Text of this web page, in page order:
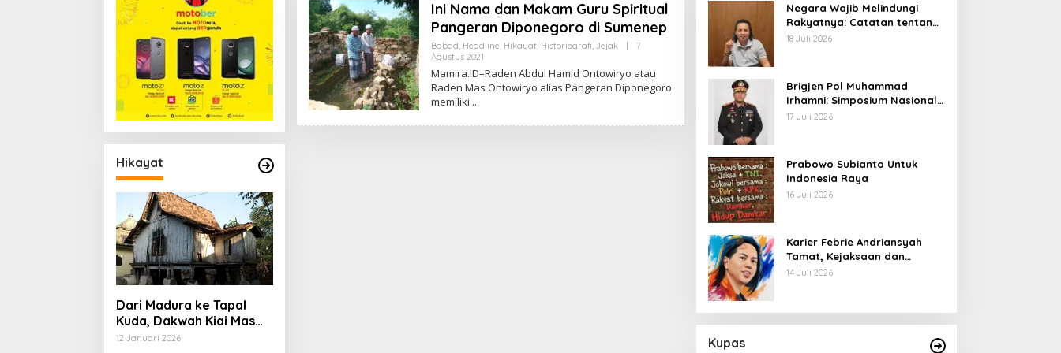
Hikayat
Dari Madura ke Tapal
Kuda, Dakwah Kiai Mas
Su’ud, dan Cita-cita
12 Januari 2026
Ini Nama dan Makam Guru Spiritual
Pangeran Diponegoro di Sumenep
Babad, Headline, Hikayat, Historiografi, Jejak
7
Agustus 2021
L
E
H
D
Mamira.ID–Raden Abdul Hamid Ontowiryo atau
Raden Mas Ontowiryo alias Pangeran Diponegoro
memiliki
Negara Wajib Melindungi
Rakyatnya: Catatan tentang
Nasib Para Penambang
18 Juli 2026
Brigjen Pol Muhammad
Irhamni: Simposium Nasional
Outlook Kejahatan SDA-LH
17 Juli 2026
Prabowo Subianto Untuk
Indonesia Raya
16 Juli 2026
Karier Febrie Andriansyah
Tamat, Kejaksaan dan
Kepolisian Kian Erat
14 Juli 2026
Kupas